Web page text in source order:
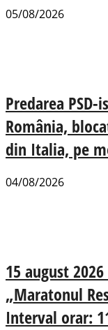
05/08/2026
Predarea
România,
din Italia, pe
04/08/2026
15 august
„Maratonul
Interval orar: